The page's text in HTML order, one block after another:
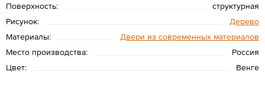
Поверхность:
структурная
Рисунок:
Дерево
Материалы:
Двери из современных материалов
Место производства:
Россия
Цвет:
Венге